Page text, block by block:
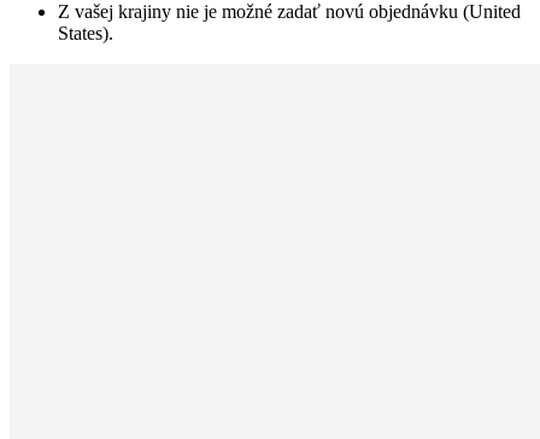
Z vašej krajiny nie je možné zadať novú objednávku (United
States).